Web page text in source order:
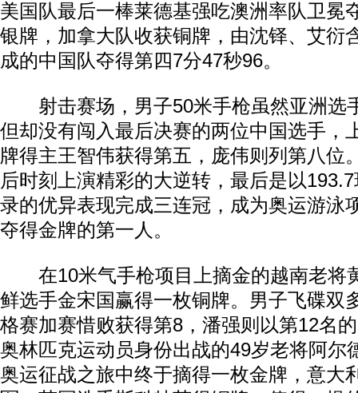
美国队最后一棒莱德基强吃澳洲率队卫冕
银牌，加拿大队收获铜牌，由沈铎、艾衍
成的中国队夺得第四7分47秒96。
射击赛场，男子50米手枪虽然亚洲选
但却没有闯入最后决赛的两位中国选手，
牌得主王智伟获得第五，庞伟则列第八位
后时刻上演精彩的大逆转，最后是以
录的优异表现完成三连冠，成为奥运游泳
夺得金牌的第一人。
在10米气手枪项目上摘金的越南老将
鲜选手金宋国赢得一枚铜牌。男子飞碟双
格赛加赛惜败获得第8，潘强则以第12名
奥林匹克运动员身份出战的49岁老将阿尔
奥运征战之旅中终于摘得一枚金牌，意大